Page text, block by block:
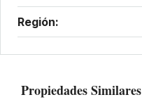
Región:
Propiedades Similares